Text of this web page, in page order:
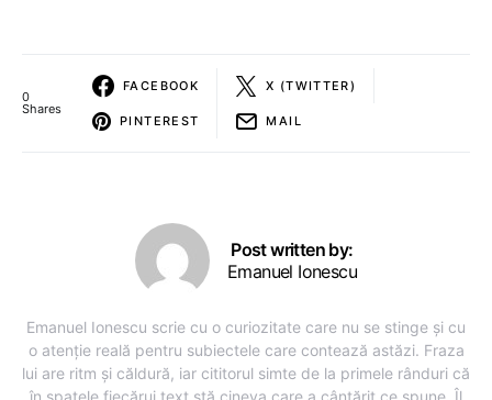
0
Shares
FACEBOOK X (TWITTER)
PINTEREST MAIL
Post written by:
Emanuel Ionescu
Emanuel Ionescu scrie cu o curiozitate care nu se stinge și cu
o atenție reală pentru subiectele care contează astăzi. Fraza
lui are ritm și căldură, iar cititorul simte de la primele rânduri că
în spatele fiecărui text stă cineva care a cântărit ce spune. Îl